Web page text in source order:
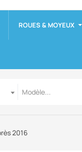
ROUES & MOYEUX
Modèle...
2016